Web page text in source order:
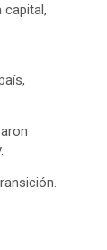
capital,